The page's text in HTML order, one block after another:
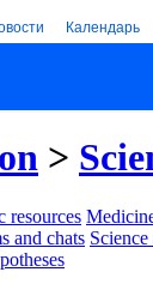
Календарь
>
resources
and chats